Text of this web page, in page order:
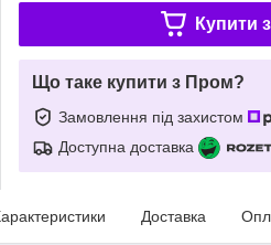
Купити з
Що таке купити з Пром?
Замовлення під захистом
Доступна доставка
Доставка